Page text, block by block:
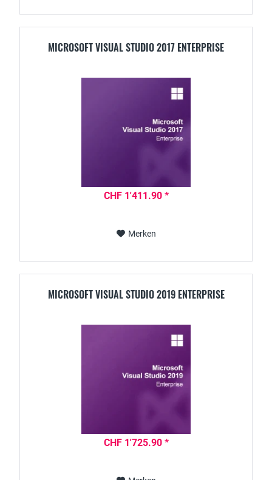
MICROSOFT VISUAL STUDIO 2017 ENTERPRISE
CHF 1'411.90 *
Merken
MICROSOFT VISUAL STUDIO 2019 ENTERPRISE
CHF 1'725.90 *